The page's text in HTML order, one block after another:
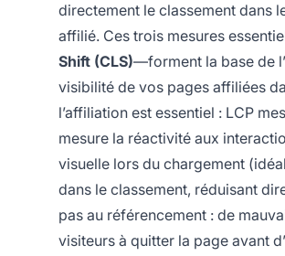
directement le classement dans
affilié. Ces trois mesures
Shift (CLS)—forment la base de
visibilité de vos pages affiliées
l’affiliation est essentiel : LCP
mesure la réactivité aux
visuelle lors du chargement
dans le classement, réduisant
pas au référencement : de
visiteurs à quitter la page avant